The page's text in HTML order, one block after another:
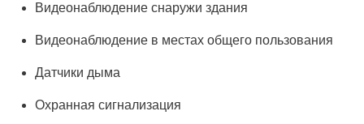
Видеонаблюдение снаружи здания
Видеонаблюдение в местах общего пользования
Датчики дыма
Охранная сигнализация